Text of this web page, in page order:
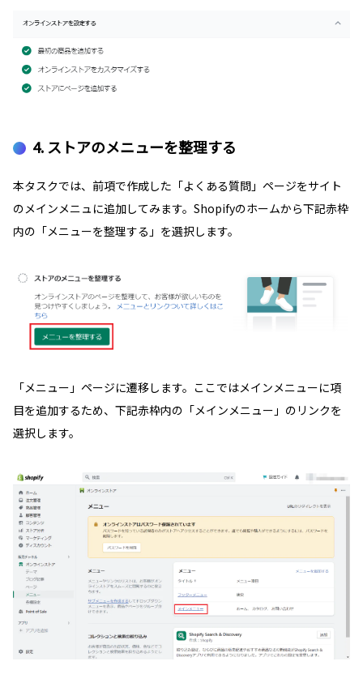
4. ストアのメニューを整理する
本タスクでは、前項で作成した「よくある質問」ページをサイト
のメインメニュに追加してみます。Shopifyのホームから下記赤枠
内の「メニューを整理する」を選択します。
「メニュー」ページに遷移します。ここではメインメニューに項
目を追加するため、下記赤枠内の「メインメニュー」のリンクを
選択します。